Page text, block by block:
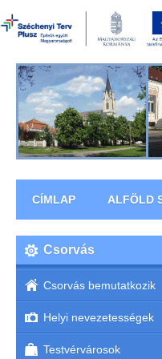
CÍMLAP ALFÖLD
Csorvás
Csorvás bemutatkozik
Helyi nevezetességek
Testvérvárosok